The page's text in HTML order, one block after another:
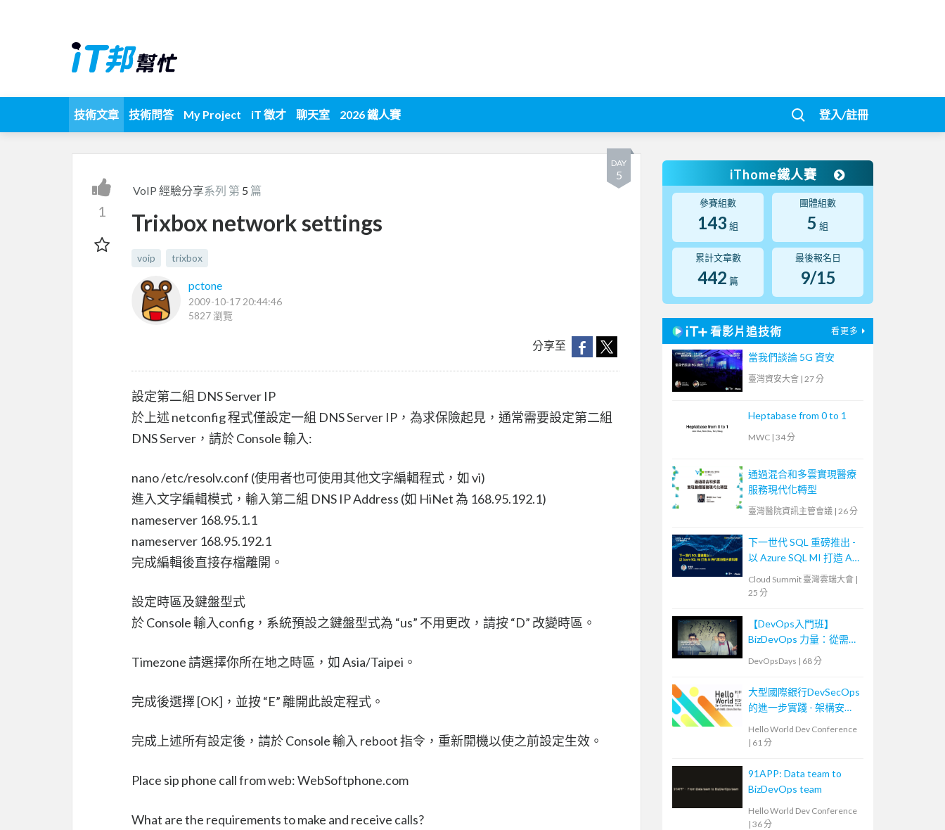
技術文章 技術問答 My Project iT 徵才 聊天室 2026 鐵人賽 登入/註冊
DAY
5
1
VoIP 經驗分享系列 第 5 篇
Trixbox network settings
voip trixbox
pctone
2009-10-17 20:44:46
5827 瀏覽
分享至
設定第二組 DNS Server IP
於上述 netconfig 程式僅設定一組 DNS Server IP，為求保險起見，通常需要設定第二組
DNS Server，請於 Console 輸入:
nano /etc/resolv.conf (使用者也可使用其他文字編輯程式，如 vi)
進入文字編輯模式，輸入第二組 DNS IP Address (如 HiNet 為 168.95.192.1)
nameserver 168.95.1.1
nameserver 168.95.192.1
完成編輯後直接存檔離開。
設定時區及鍵盤型式
於 Console 輸入config，系統預設之鍵盤型式為 “us” 不用更改，請按 “D” 改變時區。
Timezone 請選擇你所在地之時區，如 Asia/Taipei。
完成後選擇 [OK]，並按 “E” 離開此設定程式。
完成上述所有設定後，請於 Console 輸入 reboot 指令，重新開機以使之前設定生效。
Place sip phone call from web: WebSoftphone.com
What are the requirements to make and receive calls?
iThome鐵人賽
參賽組數
143 組
團體組數
5 組
累計文章數
442 篇
最後報名日
9/15
看影片追技術 看更多
當我們談論 5G 資安
臺灣資安大會 | 27 分
Heptabase from 0 to 1
MWC | 34 分
通過混合和多雲實現醫療
服務現代化轉型
臺灣醫院資訊主管會議 | 26 分
下一世代 SQL 重磅推出 -
以 Azure SQL MI 打造 AI
時代雲地整合資料庫
Cloud Summit 臺灣雲端大會 |
25 分
【DevOps入門班】
BizDevOps 力量：從需求
轉換到團隊內外溝通
DevOpsDays | 68 分
大型國際銀行DevSecOps
的進一步實踐 - 架構安全
Hello World Dev Conference
| 61 分
91APP: Data team to
BizDevOps team
Hello World Dev Conference
| 36 分